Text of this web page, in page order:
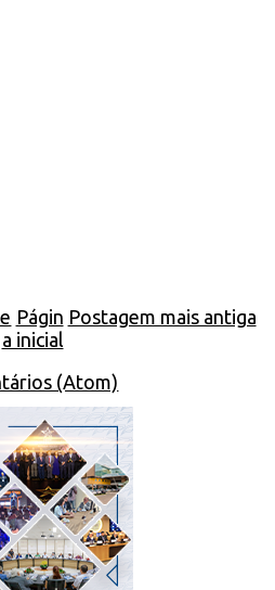
Postagem mais antiga
Págin
a inicial
(Atom)